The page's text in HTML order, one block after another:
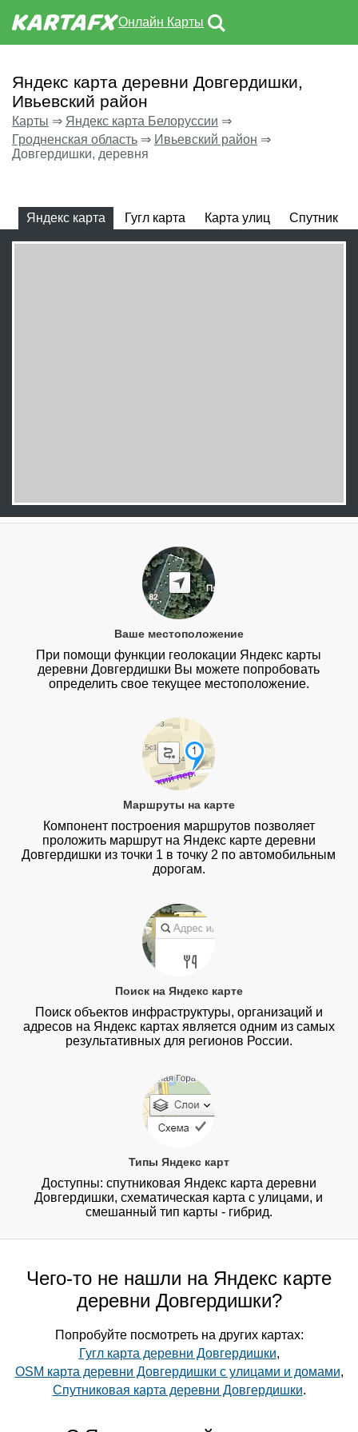
Онлайн Карты
Яндекс карта деревни Довгердишки,
Ивьевский район
Карты ⇒ Яндекс карта Белоруссии ⇒
Гродненская область ⇒ Ивьевский район ⇒
Довгердишки, деревня
Яндекс карта Гугл карта Карта улиц Спутник
Ваше местоположение
При помощи функции геолокации Яндекс карты
деревни Довгердишки Вы можете попробовать
определить свое текущее местоположение.
Маршруты на карте
Компонент построения маршрутов позволяет
проложить маршрут на Яндекс карте деревни
Довгердишки из точки 1 в точку 2 по автомобильным
дорогам.
Поиск на Яндекс карте
Поиск объектов инфраструктуры, организаций и
адресов на Яндекс картах является одним из самых
результативных для регионов России.
Типы Яндекс карт
Доступны: спутниковая Яндекс карта деревни
Довгердишки, схематическая карта с улицами, и
смешанный тип карты - гибрид.
Чего-то не нашли на Яндекс карте
деревни Довгердишки?
Попробуйте посмотреть на других картах:
Гугл карта деревни Довгердишки,
OSM карта деревни Довгердишки с улицами и домами,
Спутниковая карта деревни Довгердишки.